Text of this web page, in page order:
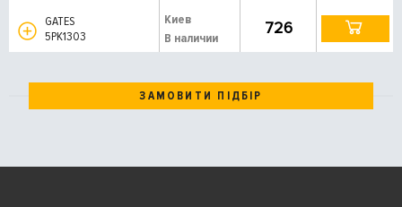
GATES
5PK1303
Киев
В наличии
726
ЗАМОВИТИ ПІДБІР